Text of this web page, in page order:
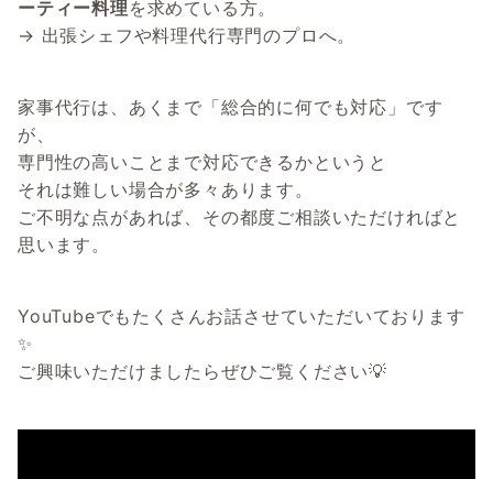
ーティー料理 を求めている方。
→ 出張シェフや料理代行専門のプロへ。
家事代行は、あくまで「総合的に何でも対応」です
が、
専門性の高いことまで対応できるかというと
それは難しい場合が多々あります。
ご不明な点があれば、その都度ご相談いただければと
思います。
YouTubeでもたくさんお話させていただいております
✨
ご興味いただけましたらぜひご覧ください💡